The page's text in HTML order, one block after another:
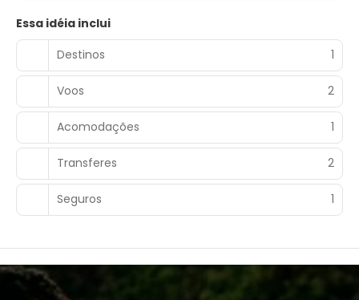
Essa idéia inclui
Destinos
1
Voos 2
Acomodações 1
Transferes 2
Seguros 1